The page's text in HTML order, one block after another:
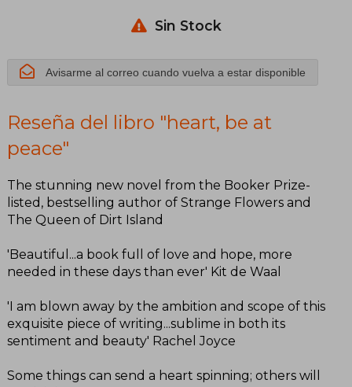
Sin Stock
Avisarme al correo cuando vuelva a estar disponible
Reseña del libro "heart, be at
peace"
The stunning new novel from the Booker Prize-
listed, bestselling author of Strange Flowers and
The Queen of Dirt Island
'Beautiful...a book full of love and hope, more
needed in these days than ever' Kit de Waal
'I am blown away by the ambition and scope of this
exquisite piece of writing...sublime in both its
sentiment and beauty' Rachel Joyce
Some things can send a heart spinning; others will